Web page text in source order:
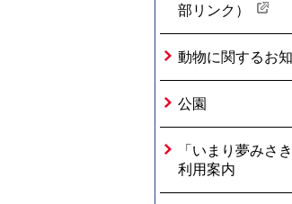
部リンク）
動物に関するお
公園
「いまり夢みさ
利用案内